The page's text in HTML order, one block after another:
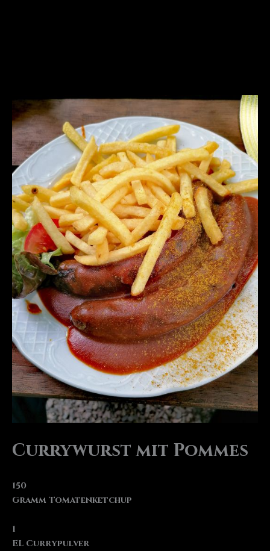
Currywurst mit Pommes
150
Gramm Tomatenketchup
1
EL Currypulver